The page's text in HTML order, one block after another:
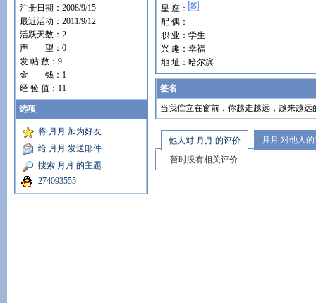
注册日期：2008/9/15
最近活动：2011/9/12
活跃天数：2
声 望：0
发 帖 数：9
金 钱：1
经 验 值：11
选项
将 月月 加为好友
给 月月 发送邮件
搜索 月月 的主题
274093555
星 座：
配 偶：
职 业：学生
兴 趣：幸福
地 址：哈尔滨
签名
当我伫立在窗前，你越走越远，越来越
他人对 月月 的评价
月月 对他人
暂时没有相关评价